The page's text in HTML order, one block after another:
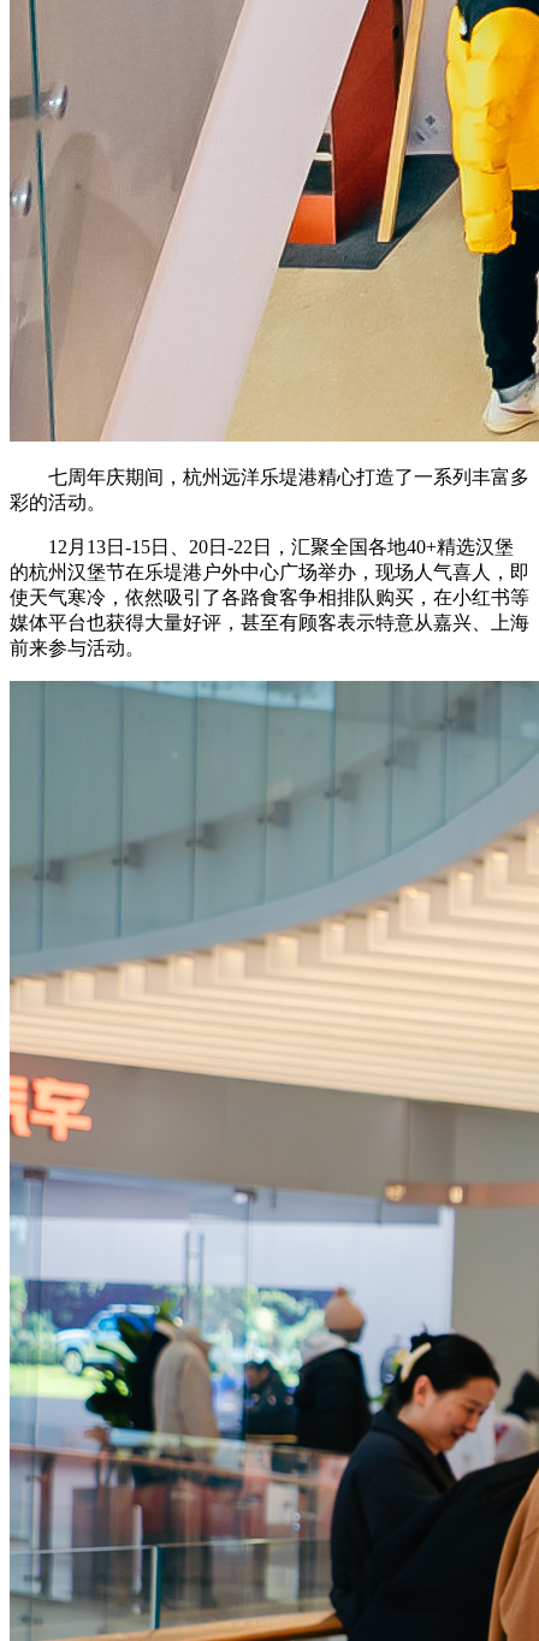
七周年庆期间，杭州远洋乐堤港精心打造了一系列丰富多
彩的活动。
12月13日-15日、20日-22日，汇聚全国各地40+精选汉堡
的杭州汉堡节在乐堤港户外中心广场举办，现场人气喜人，即
使天气寒冷，依然吸引了各路食客争相排队购买，在小红书等
媒体平台也获得大量好评，甚至有顾客表示特意从嘉兴、上海
前来参与活动。